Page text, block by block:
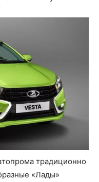
традиционно
«Лады»